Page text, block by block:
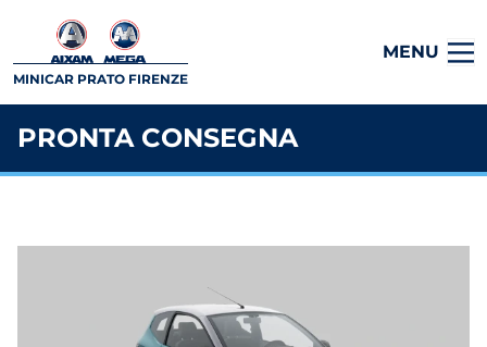
MINICAR PRATO FIRENZE
MENU
PRONTA CONSEGNA